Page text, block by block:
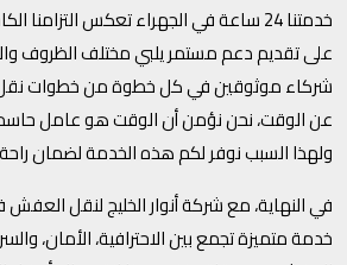
خدمتنا 24 ساعة في الجهراء تعكس التزامنا
على تقديم دعم مستمر يلبي مختلف الظروف
شركاء موثوقين في كل خطوة من خطوات
عن الوقت، نحن نؤمن أن الوقت هو عامل
ولهذا السبب نوفر لكم هذه الخدمة لضمان
في النهاية، مع شركة أنوار الخليج لنقل
خدمة متميزة تجمع بين الاحترافية، الأمان،